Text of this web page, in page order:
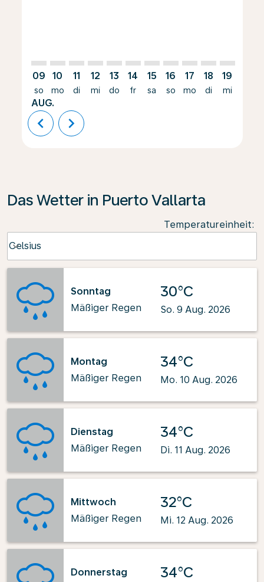
09
so
AUG.
10
mo
11
di
12
mi
13
do
14
fr
15
sa
16
so
17
mo
18
di
19
mi
chevron_left chevron_right
Das Wetter in Puerto Vallarta
Temperatureinheit:
Celsius
keyboard_arrow_down
Sonntag
Mäßiger Regen
30°C
So. 9 Aug. 2026
Montag
Mäßiger Regen
34°C
Mo. 10 Aug. 2026
Dienstag
Mäßiger Regen
34°C
Di. 11 Aug. 2026
Mittwoch
Mäßiger Regen
32°C
Mi. 12 Aug. 2026
Donnerstag
34°C